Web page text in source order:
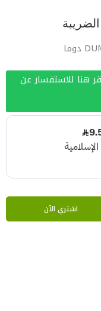
هنا للاستفسار عن
اشتري الآن